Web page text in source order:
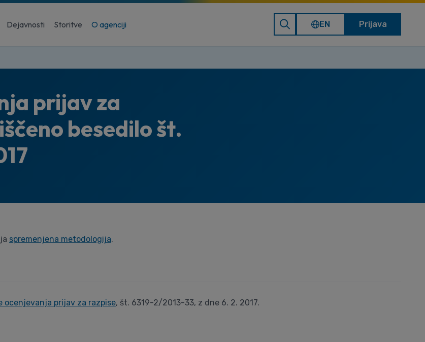
Dejavnosti Storitve O agenciji EN Prijava
prijav za
besedilo št.
spremenjena metodologija.
ocenjevanja prijav za razpise, št. 6319-2/2013-33, z dne 6. 2. 2017.